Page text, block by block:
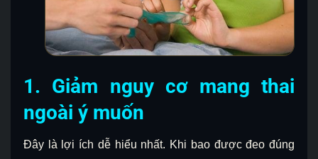
1. Giảm nguy cơ mang thai
ngoài ý muốn
Đây là lợi ích dễ hiểu nhất. Khi bao được đeo đúng